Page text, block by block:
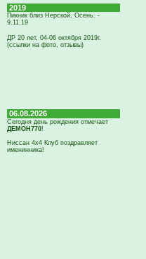
2019
Пикник близ Нерской. Осень. -
9.11.19
ДР 20 лет, 04-06 октября 2019г.
(ссылки на фото, отзывы)
06.08.2026
Сегодня день рождения отмечает
ДЕМОН770!
Ниссан 4х4 Клуб поздравляет
именинника!